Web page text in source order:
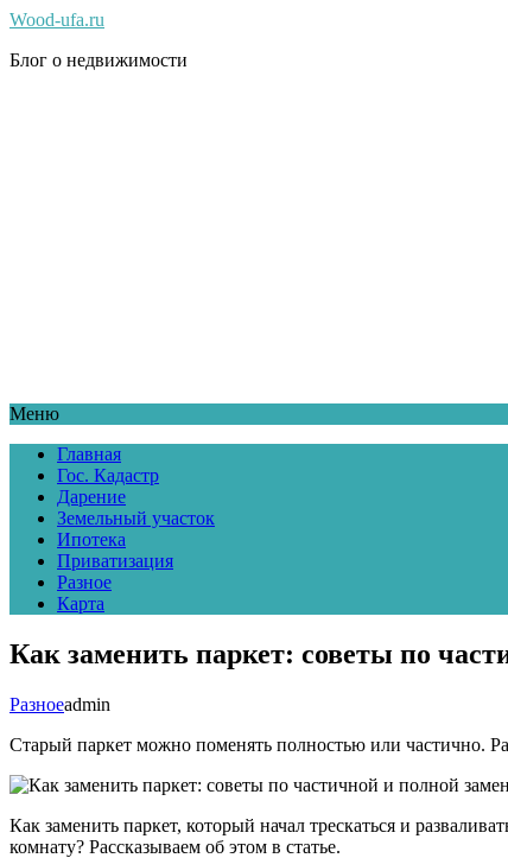
Wood-ufa.ru
Блог о недвижимости
Меню
Главная
Гос. Кадастр
Дарение
Земельный участок
Ипотека
Приватизация
Разное
Карта
Как заменить паркет: советы по
Разноеadmin
Старый паркет можно поменять полностью или частично.
Как заменить паркет, который начал трескаться и
комнату? Рассказываем об этом в статье.